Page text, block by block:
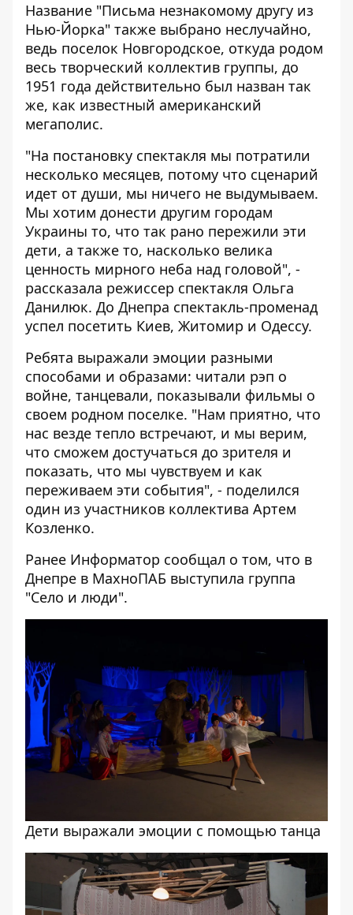
Название "Письма незнакомому другу из
Нью-Йорка" также выбрано неслучайно,
ведь поселок Новгородское, откуда родом
весь творческий коллектив группы, до
1951 года действительно был назван так
же, как известный американский
мегаполис.
"На постановку спектакля мы потратили
несколько месяцев, потому что сценарий
идет от души, мы ничего не выдумываем.
Мы хотим донести другим городам
Украины то, что так рано пережили эти
дети, а также то, насколько велика
ценность мирного неба над головой", -
рассказала режиссер спектакля Ольга
Данилюк. До Днепра спектакль-променад
успел посетить Киев, Житомир и Одессу.
Ребята выражали эмоции разными
способами и образами: читали рэп о
войне, танцевали, показывали фильмы о
своем родном поселке. "Нам приятно, что
нас везде тепло встречают, и мы верим,
что сможем достучаться до зрителя и
показать, что мы чувствуем и как
переживаем эти события", - поделился
один из участников коллектива Артем
Козленко.
Ранее Информатор сообщал о том, что в
Днепре в МахноПАБ выступила группа
"Село и люди".
Дети выражали эмоции с помощью танца